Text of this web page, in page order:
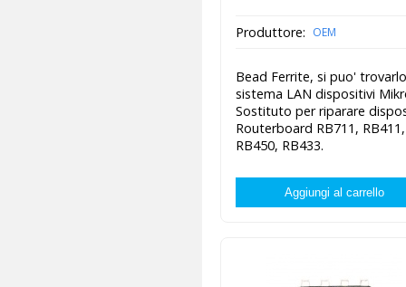
Produttore: OEM
Bead Ferrite, si puo'
sistema LAN dispositivi
Sostituto per riparare
Routerboard RB711, RB411,
RB450, RB433.